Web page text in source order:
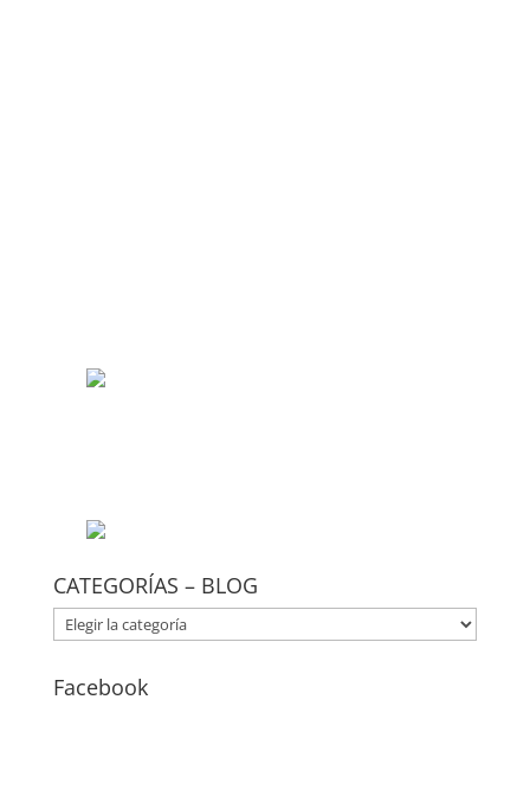
CATEGORÍAS – BLOG
CATEGORÍAS
–
Facebook